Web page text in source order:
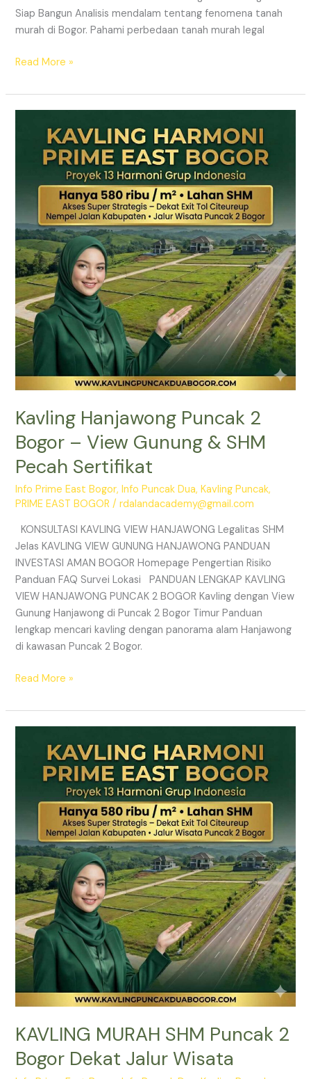
Siap Bangun Analisis mendalam tentang fenomena tanah
murah di Bogor. Pahami perbedaan tanah murah legal
Read More »
Kavling Hanjawong Puncak 2
Bogor – View Gunung & SHM
Pecah Sertifikat
Info Prime East Bogor,Info Puncak Dua,Kavling Puncak,
PRIME EAST BOGOR /rdalandacademy@gmail.com
KONSULTASI KAVLING VIEW HANJAWONG Legalitas SHM
Jelas KAVLING VIEW GUNUNG HANJAWONG PANDUAN
INVESTASI AMAN BOGOR Homepage Pengertian Risiko
Panduan FAQ Survei Lokasi PANDUAN LENGKAP KAVLING
VIEW HANJAWONG PUNCAK 2 BOGOR Kavling dengan View
Gunung Hanjawong di Puncak 2 Bogor Timur Panduan
lengkap mencari kavling dengan panorama alam Hanjawong
di kawasan Puncak 2 Bogor.
Hanjawong
Puncak
Bogor
Gunung
&
SHM
Pecah
Sertifikat
Read More »
KAVLING MURAH SHM Puncak 2
Bogor Dekat Jalur Wisata
Puncak
Jalur
Wisata